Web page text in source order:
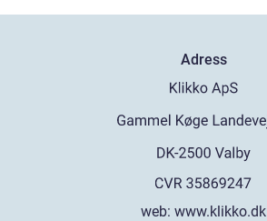
Adress
web: www.klikko.dk